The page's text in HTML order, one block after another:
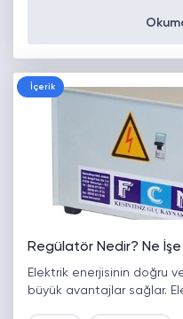
İçerik
Regülatör Nedir? Ne İşe
Elektrik enerjisinin doğru
büyük avantajlar sağlar.